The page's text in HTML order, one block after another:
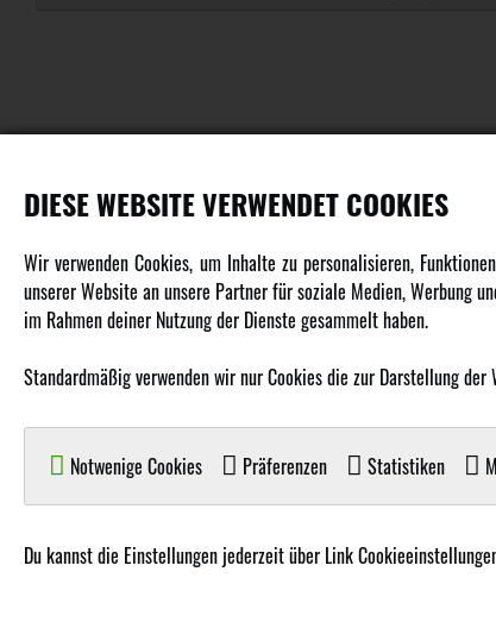
Fahrzeuge in allen Maßstäben
Helikopter Collective Pitch, Fixed Pitch
Multikopter in verschiedenen Ausführungen
Panzer für Jung und Alt
DIESE WEBSITE VERWENDET COOKIES
Wir verwenden Cookies, um Inhalte zu personalisieren,
unserer Website an unsere Partner für soziale Medien, Werbung
im Rahmen deiner Nutzung der Dienste gesammelt haben.
Standardmäßig verwenden wir nur Cookies die zur Darstellung
Notwenige Cookies Präferenzen Statistiken
Du kannst die Einstellungen jederzeit über Link